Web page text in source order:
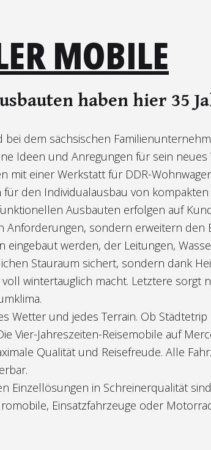
MOBILE
haben hier 35
bei dem sächsischen
Ideen und Anregungen für sein
mit einer Werkstatt für DDR-
für den Individualausbau von
Ausbauten erfolgen auf
Anforderungen, sondern erweitern den
eingebaut werden, der Leitungen,
Stauraum sichert, sondern dank
voll wintertauglich macht. Letztere sorgt
Wetter und jedes Terrain. Ob
Vier-Jahreszeiten-Reisemobile auf
Qualität und Reisefreude. Alle
Einzellösungen in Schreinerqualität
Einsatzfahrzeuge oder